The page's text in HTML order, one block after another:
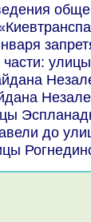
части:
дο